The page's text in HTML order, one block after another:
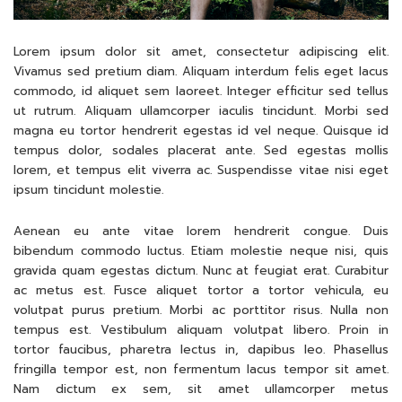
Lorem ipsum dolor sit amet, consectetur adipiscing elit.
Vivamus sed pretium diam. Aliquam interdum felis eget lacus
commodo, id aliquet sem laoreet. Integer efficitur sed tellus
ut rutrum. Aliquam ullamcorper iaculis tincidunt. Morbi sed
magna eu tortor hendrerit egestas id vel neque. Quisque id
tempus dolor, sodales placerat ante. Sed egestas mollis
lorem, et tempus elit viverra ac. Suspendisse vitae nisi eget
ipsum tincidunt molestie.
Aenean eu ante vitae lorem hendrerit congue. Duis
bibendum commodo luctus. Etiam molestie neque nisi, quis
gravida quam egestas dictum. Nunc at feugiat erat. Curabitur
ac metus est. Fusce aliquet tortor a tortor vehicula, eu
volutpat purus pretium. Morbi ac porttitor risus. Nulla non
tempus est. Vestibulum aliquam volutpat libero. Proin in
tortor faucibus, pharetra lectus in, dapibus leo. Phasellus
fringilla tempor est, non fermentum lacus tempor sit amet.
Nam dictum ex sem, sit amet ullamcorper metus